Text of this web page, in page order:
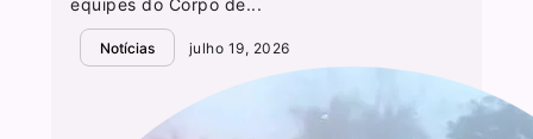
equipes do Corpo de...
Notícias julho 19, 2026